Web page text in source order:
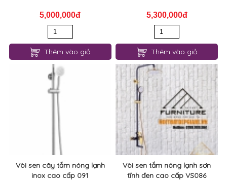
5,000,000đ
Thêm vào giỏ
5,300,000đ
Thêm vào giỏ
Vòi sen cây tắm nóng lạnh
inox cao cấp 091
Vòi sen tắm nóng lạnh sơn
tĩnh đen cao cấp VS086